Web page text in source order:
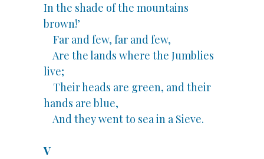
In the shade of the mountains
brown!’
Far and few, far and few,
Are the lands where the Jumblies
live;
Their heads are green, and their
hands are blue,
And they went to sea in a Sieve.
V